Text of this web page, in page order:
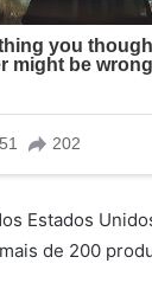
Estados
de 200